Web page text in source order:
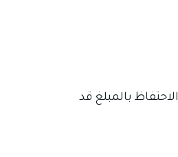
بالمبلغ قد